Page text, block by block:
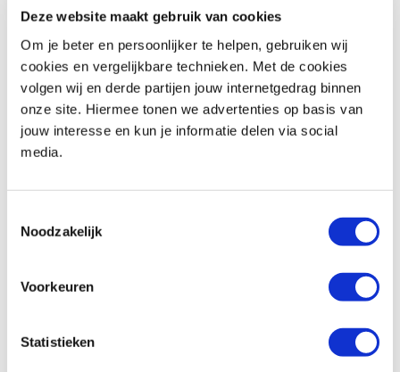
Deze website maakt gebruik van cookies
Om je beter en persoonlijker te helpen, gebruiken wij
cookies en vergelijkbare technieken. Met de cookies
volgen wij en derde partijen jouw internetgedrag binnen
onze site. Hiermee tonen we advertenties op basis van
jouw interesse en kun je informatie delen via social
media.
Noodzakelijk
Voorkeuren
Statistieken
BMW
F 900 R
€ 10.490,-
Uit2026
Honda
ADV 350
€ 8.299,-